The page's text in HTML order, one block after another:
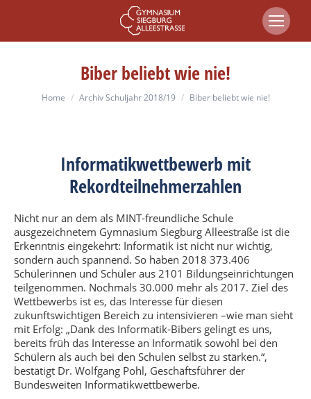
Biber beliebt wie nie!
You are here:
Home Archiv Schuljahr 2018/19 Biber beliebt wie nie!
Informatikwettbewerb mit
Rekordteilnehmerzahlen
Nicht nur an dem als MINT-freundliche Schule
ausgezeichnetem Gymnasium Siegburg Alleestraße ist die
Erkenntnis eingekehrt: Informatik ist nicht nur wichtig,
sondern auch spannend. So haben 2018 373.406
Schülerinnen und Schüler aus 2101 Bildungseinrichtungen
teilgenommen. Nochmals 30.000 mehr als 2017. Ziel des
Wettbewerbs ist es, das Interesse für diesen
zukunftswichtigen Bereich zu intensivieren –wie man sieht
mit Erfolg: „Dank des Informatik-Bibers gelingt es uns,
bereits früh das Interesse an Informatik sowohl bei den
Schülern als auch bei den Schulen selbst zu stärken.“,
bestätigt Dr. Wolfgang Pohl, Geschäftsführer der
Bundesweiten Informatikwettbewerbe.